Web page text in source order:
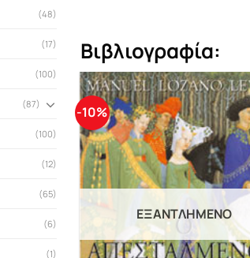
(48)
(17)
(100)
(87)
(100)
(12)
(65)
(6)
(1)
Βιβλιογραφία:
-10%
ΕΞΑΝΤΛΗΜΈΝΟ